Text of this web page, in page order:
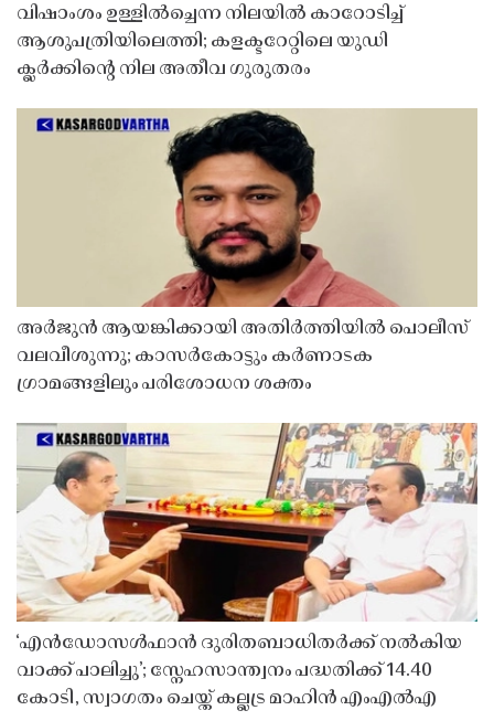
വിഷാംശം ഉള്ളിൽച്ചെന്ന നിലയിൽ കാറോടിച്ച്
ആശുപത്രിയിലെത്തി; കളക്ടറേറ്റിലെ യുഡി
ക്ലർക്കിൻ്റെ നില അതീവ ഗുരുതരം
അർജുൻ ആയങ്കിക്കായി അതിർത്തിയിൽ പൊലീസ്
വലവീശുന്നു; കാസർകോട്ടും കർണാടക
ഗ്രാമങ്ങളിലും പരിശോധന ശക്തം
‘എൻഡോസൾഫാൻ ദുരിതബാധിതർക്ക് നൽകിയ
വാക്ക് പാലിച്ചു’; സ്നേഹസാന്ത്വനം പദ്ധതിക്ക് 14.40
കോടി, സ്വാഗതം ചെയ്ത് കല്ലട്ര മാഹിൻ എംഎൽഎ